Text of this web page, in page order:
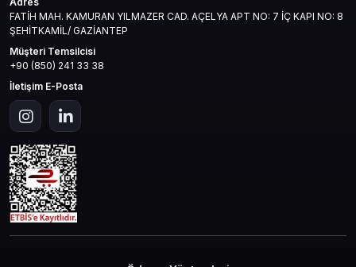
FATİH MAH. KAMURAN YILMAZER CAD. AÇELYA APT NO: 7 İÇ KAPI NO: 8
ŞEHİTKAMİL/ GAZİANTEP
Müşteri Temsilcisi
+90 (850) 241 33 38
İletişim E-Posta